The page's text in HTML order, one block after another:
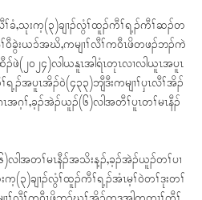
,သုးက့(၃)ချၢၣ်လွံၢ်ထူၣ်ကီၢ်ရ့ၣ်ကီၢ်ဆၣ်တ
၀ီခွဲးယၥ်အဃိ,ကမျၢၢ်လီၢ်ကဝီၤဖိတဖၣ်ဘၣ်ကဲ
(၂၀၂၄)လါယနူၤအါရံၤတုၤလၢလါယူၤအပူၤ
ၣ်အပူၤအိၣ်၀ဲ(၄၃၃)ဘျီဒီးကမျၢၢ်ပှၤလီၢ်အိၣ်
အဂ့ၢ်,ခ့ၣ်အဲၣ်ယူၣ်(၆)လါအတီၢ်ပူၤတၢ်မၤနီၣ်
လါအတၢ်မၤနီၣ်အသိးန့ၣ်,ခ့ၣ်အဲၣ်ယူၣ်တၢ်ပၢ
၃)ချၢၣ်လွံၢ်ထူၣ်ကီၢ်ရ့ၣ်အံၤမ့ၢ်၀ဲတၢ်ဒုးတၢ်